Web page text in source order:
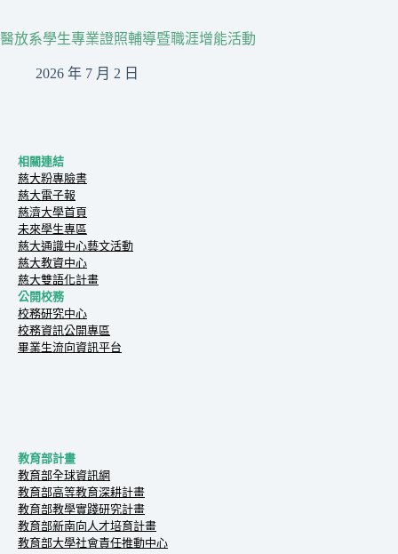
醫放系學生專業證照輔導暨職涯增能活動
2026 年 7 月 2 日
相關連結
慈大粉專臉書
慈大電子報
慈濟大學首頁
未來學生專區
慈大通識中心藝文活動
慈大教資中心
慈大雙語化計畫
公開校務
校務研究中心
校務資訊公開專區
畢業生流向資訊平台
教育部計畫
教育部全球資訊網
教育部高等教育深耕計畫
教育部教學實踐研究計畫
教育部新南向人才培育計畫
教育部大學社會責任推動中心